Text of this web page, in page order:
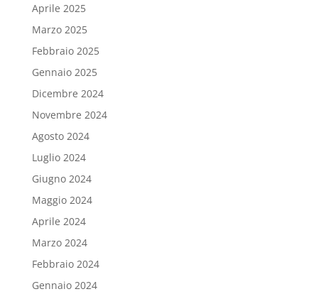
Aprile 2025
Marzo 2025
Febbraio 2025
Gennaio 2025
Dicembre 2024
Novembre 2024
Agosto 2024
Luglio 2024
Giugno 2024
Maggio 2024
Aprile 2024
Marzo 2024
Febbraio 2024
Gennaio 2024